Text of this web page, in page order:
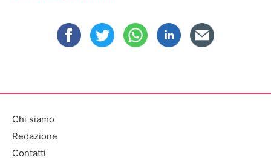
Chi siamo
Redazione
Contatti